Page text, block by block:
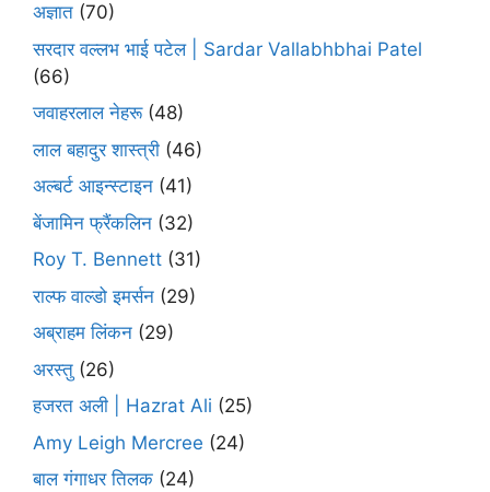
अज्ञात (70)
सरदार वल्लभ भाई पटेल | Sardar Vallabhbhai Patel
(66)
जवाहरलाल नेहरू(48)
लाल बहादुर शास्त्री (46)
अल्बर्ट आइन्स्टाइन (41)
बेंजामिन फ्रैंकलिन (32)
Roy T. Bennett (31)
राल्फ वाल्डो इमर्सन (29)
अब्राहम लिंकन (29)
अरस्तु (26)
हजरत अली | Hazrat Ali (25)
Amy Leigh Mercree (24)
बाल गंगाधर तिलक (24)